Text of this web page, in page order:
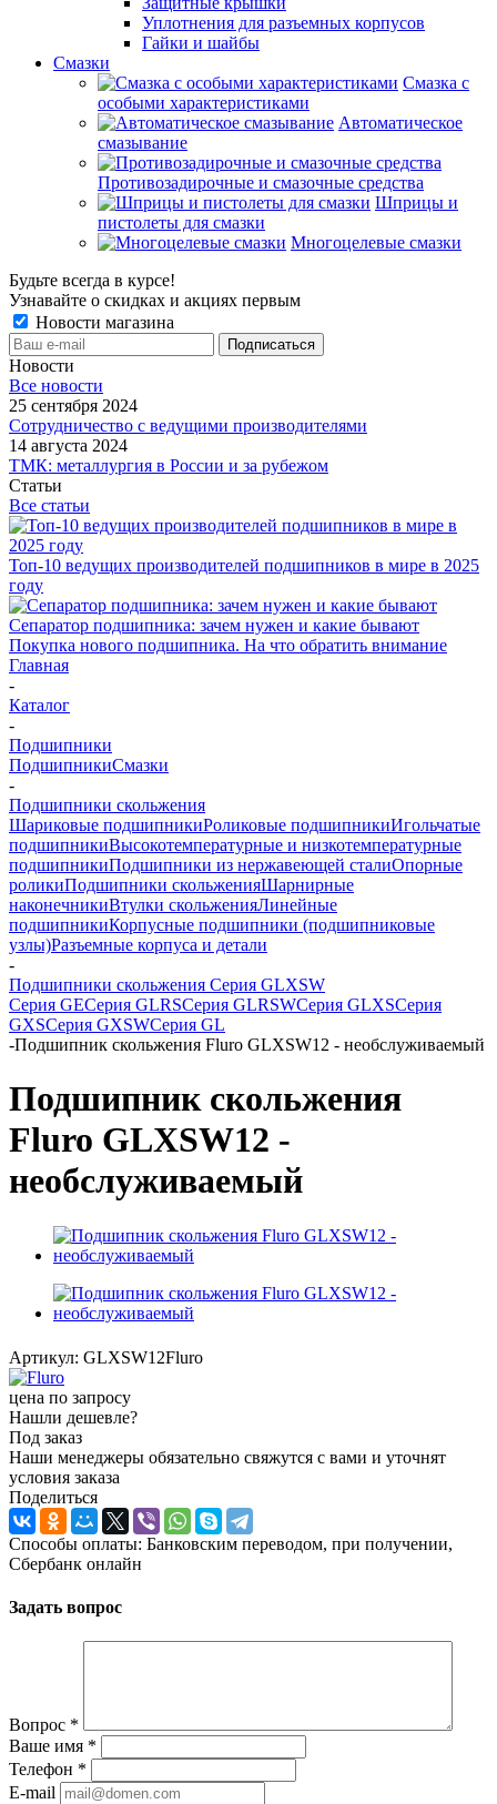
Уплотнения для разъемных корпусов
Гайки и шайбы
Смазки
Смазка с
особыми характеристиками
Автоматическое
смазывание
Противозадирочные и смазочные средства
Шприцы и
пистолеты для смазки
Многоцелевые смазки
Будьте всегда в курсе!
Узнавайте о скидках и акциях первым
Новости магазина
Новости
Все новости
25 сентября 2024
Сотрудничество с ведущими производителями
14 августа 2024
ТМК: металлургия в России и за рубежом
Статьи
Все статьи
Топ-10 ведущих производителей подшипников в мире в 2025
году
Сепаратор подшипника: зачем нужен и какие бывают
Покупка нового подшипника. На что обратить внимание
Главная
-
Каталог
-
Подшипники
ПодшипникиСмазки
-
Подшипники скольжения
Шариковые подшипникиРоликовые подшипникиИгольчатые
подшипникиВысокотемпературные и низкотемпературные
подшипникиПодшипники из нержавеющей сталиОпорные
роликиПодшипники скольженияШарнирные
наконечникиВтулки скольженияЛинейные
подшипникиКорпусные подшипники (подшипниковые
узлы)Разъемные корпуса и детали
-
Подшипники скольжения Серия GLXSW
Серия GEСерия GLRSСерия GLRSWСерия GLXSСерия
GXSСерия GXSWСерия GL
-Подшипник скольжения Fluro GLXSW12 - необслуживаемый
Подшипник скольжения
Fluro GLXSW12 -
необслуживаемый
Артикул: GLXSW12Fluro
цена по запросу
Нашли дешевле?
Под заказ
Наши менеджеры обязательно свяжутся с вами и уточнят
условия заказа
Поделиться
Способы оплаты: Банковским переводом, при получении,
Сбербанк онлайн
Задать вопрос
Вопрос *
Ваше имя *
Телефон *
E-mail